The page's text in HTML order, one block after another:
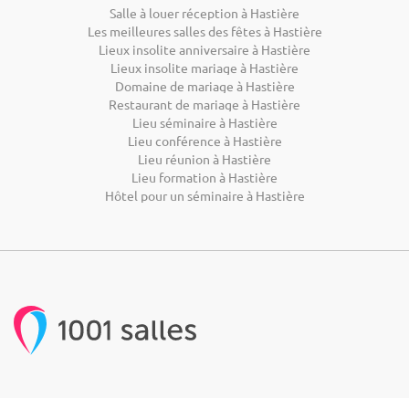
Salle à louer réception à Hastière
Les meilleures salles des fêtes à Hastière
Lieux insolite anniversaire à Hastière
Lieux insolite mariage à Hastière
Domaine de mariage à Hastière
Restaurant de mariage à Hastière
Lieu séminaire à Hastière
Lieu conférence à Hastière
Lieu réunion à Hastière
Lieu formation à Hastière
Hôtel pour un séminaire à Hastière